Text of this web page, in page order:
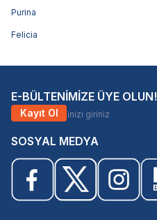
Purina
Felicia
E-BÜLTENİMİZE ÜYE OLUN!
Kayıt Ol
SOSYAL MEDYA